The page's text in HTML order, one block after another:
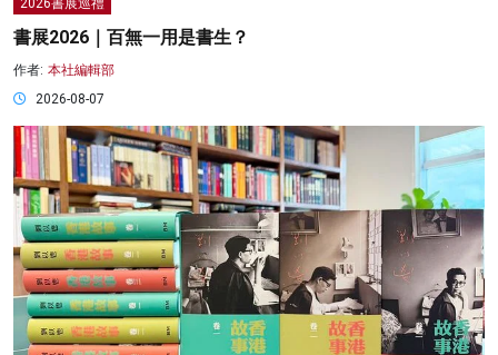
書展2026｜百無一用是書生？
作者: 本社編輯部
2026-08-07